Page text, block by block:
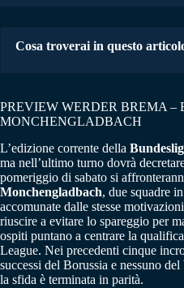
Cosa troverai in questo
PREVIEW WERDER BREMA –
MONCHENGLADBACH
L’edizione corrente della
ma nell’ultimo turno dovrà
pomeriggio di sabato si
Monchengladbach, due squadre
accomunate dalle stesse
riuscire a evitare lo spareggio per
ospiti puntano a centrare la
League. Nei precedenti cinque
successi del Borussia e nessuno
la sfida è terminata in parità.